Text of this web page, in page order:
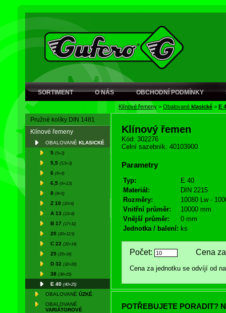
SORTIMENT O NÁS OBCHODNÍ PODMÍNKY
Klínové řemeny > Obalované klasické > E
Pružné kolíky DIN 1481
Klínové řemeny
OBALOVANÉ KLASICKÉ
5 (5×3)
5,5 (5,5×3)
6 (6×4)
6,5 (6×3,5)
8 (8×5)
Z 10 (10×6)
A 13 (13×8)
B 17 (17×11)
20 (20×12,5)
C 22 (22×14)
25 (25×16)
D 32 (32×20)
38 (38×25)
E 40 (40×25)
OBALOVANÉ ÚZKÉ
OBALOVANÉ
VARIÁTOROVÉ
Klínový řemen
Kód: 302276
Celní sazebník: 40103900
Parametry
Typ:
E 40
Materiál:
DIN 2215
Rozměry:
10080 Lw -
Vnitřní průměr:
10000 mm
Vnější průměr:
0 mm
Jednotka / balení: ks
Počet: Cena za
Cena za jednotku se odvíjí od
POTŘEBUJETE PORADIT?